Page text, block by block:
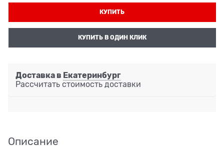
КУПИТЬ
КУПИТЬ В ОДИН КЛИК
Доставка в Екатеринбург
Рассчитать стоимость доставки
Описание